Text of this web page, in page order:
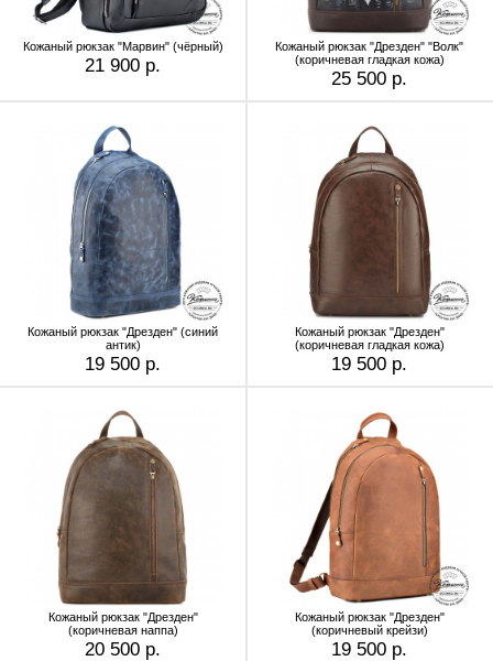
Кожаный рюкзак "Марвин" (чёрный)
21 900 р.
Кожаный рюкзак "Дрезден" "Волк"
(коричневая гладкая кожа)
25 500 р.
Кожаный рюкзак "Дрезден" (cиний
антик)
19 500 р.
Кожаный рюкзак "Дрезден"
(коричневая гладкая кожа)
19 500 р.
Кожаный рюкзак "Дрезден"
(коричневая наппа)
20 500 р.
Кожаный рюкзак "Дрезден"
(коричневый крейзи)
19 500 р.